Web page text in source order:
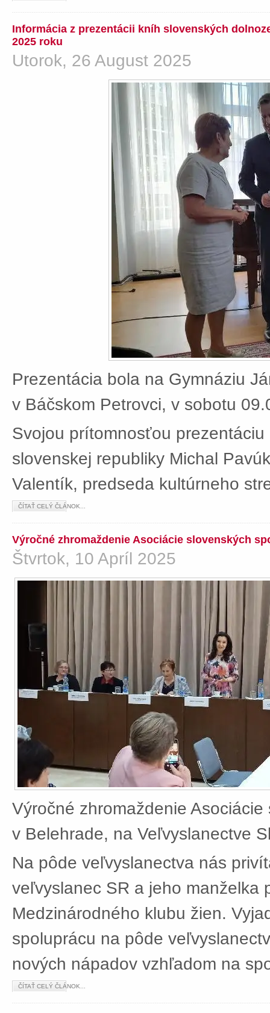
Informácia z prezentácii kníh slovenských
2025 roku
Utorok, 26 August 2025
Prezentácia bola na Gymnáziu
v Báčskom Petrovci, v sobotu
Svojou prítomnosťou
slovenskej republiky Michal
Valentík, predseda kultúrneho
ČÍTAŤ CELÝ ČLÁNOK...
Výročné zhromaždenie Asociácie slovenských
Štvrtok, 10 Apríl 2025
Výročné zhromaždenie
v Belehrade, na Veľvyslanectve
Na pôde veľvyslanectva nás
veľvyslanec SR a jeho manželka
Medzinárodného klubu žien.
spoluprácu na pôde
nových nápadov vzhľadom na
ČÍTAŤ CELÝ ČLÁNOK...